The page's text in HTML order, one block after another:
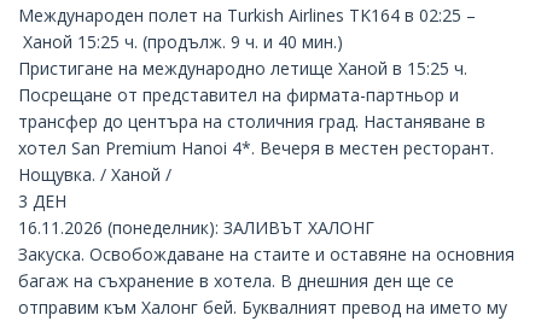
Международен полет на Turkish Airlines TK164 в 02:25 –
Ханой 15:25 ч. (продълж. 9 ч. и 40 мин.)
Пристигане на международно летище Ханой в 15:25 ч.
Посрещане от представител на фирмата-партньор и
трансфер до центъра на столичния град. Настаняване в
хотел San Premium Hanoi 4*. Вечеря в местен ресторант.
Нощувка. / Ханой /
3 ДЕН
16.11.2026 (понеделник): ЗАЛИВЪТ ХАЛОНГ
Закуска. Освобождаване на стаите и оставяне на основния
багаж на съхранение в хотела. В днешния ден ще се
отправим към Халонг бей. Буквалният превод на името му